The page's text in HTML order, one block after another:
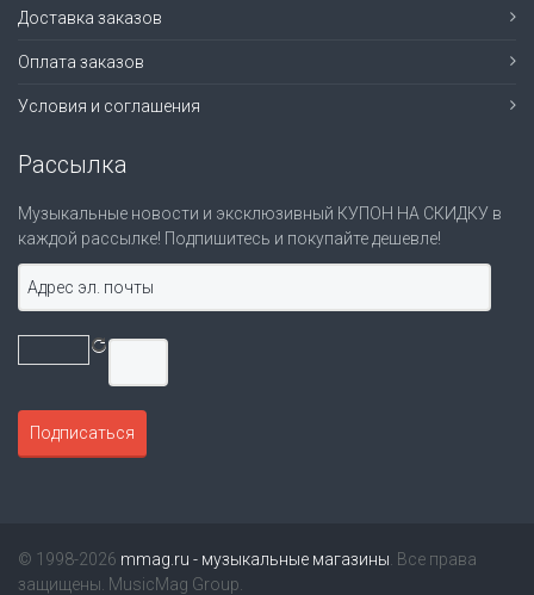
Доставка заказов
Оплата заказов
Условия и соглашения
Рассылка
Музыкальные новости и эксклюзивный КУПОН НА СКИДКУ в
каждой рассылке! Подпишитесь и покупайте дешевле!
© 1998-2026 mmag.ru - музыкальные магазины . Все права
защищены. MusicMag Group.